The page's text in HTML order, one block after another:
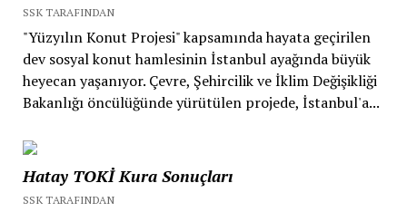
SSK TARAFINDAN
"Yüzyılın Konut Projesi" kapsamında hayata geçirilen
dev sosyal konut hamlesinin İstanbul ayağında büyük
heyecan yaşanıyor. Çevre, Şehircilik ve İklim Değişikliği
Bakanlığı öncülüğünde yürütülen projede, İstanbul'a...
Hatay TOKİ Kura Sonuçları
SSK TARAFINDAN